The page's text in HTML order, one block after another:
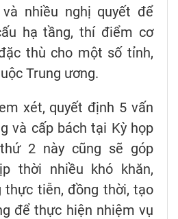
nhiều nghị quyết để
hạ tầng, thí điểm cơ
thù cho một số tỉnh,
Trung ương.
xét, quyết định 5 vấn
và cấp bách tại Kỳ họp
2 này cũng sẽ góp
thời nhiều khó khăn,
thực tiễn, đồng thời, tạo
để thực hiện nhiệm vụ